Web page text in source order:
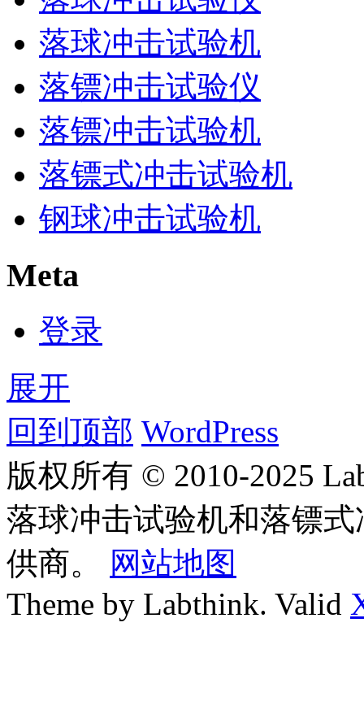
落球冲击试验机
落镖冲击试验仪
落镖冲击试验机
落镖式冲击试验机
钢球冲击试验机
Meta
登录
展开
回到顶部 WordPress
版权所有 © 2010-2025
落球冲击试验机和落镖
供商。
网站地图
Theme by Labthink. Valid